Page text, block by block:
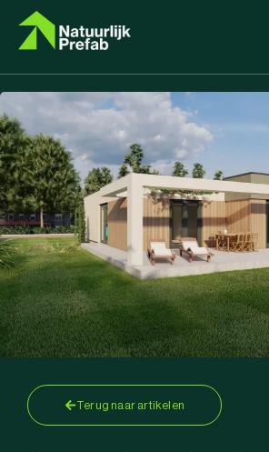
Terug naar artikelen